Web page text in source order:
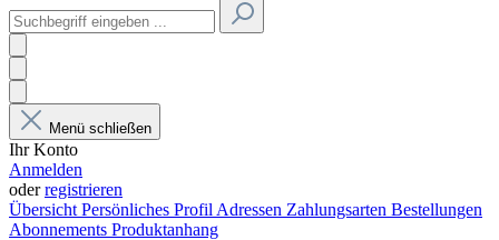
Menü schließen
Ihr Konto
Anmelden
oderregistrieren
Übersicht Persönliches Profil Adressen Zahlungsarten Bestellungen
Abonnements Produktanhang